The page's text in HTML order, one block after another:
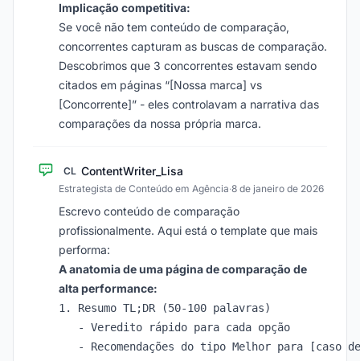
Implicação competitiva:
Se você não tem conteúdo de comparação,
concorrentes capturam as buscas de comparação.
Descobrimos que 3 concorrentes estavam sendo
citados em páginas “[Nossa marca] vs
[Concorrente]” - eles controlavam a narrativa das
comparações da nossa própria marca.
CL ContentWriter_Lisa
Estrategista de Conteúdo em Agência·8 de janeiro de 2026
Escrevo conteúdo de comparação
profissionalmente. Aqui está o template que mais
performa:
A anatomia de uma página de comparação de
alta performance:
1. Resumo TL;DR (50-100 palavras)
   - Veredito rápido para cada opção
- Recomendações do tipo Melhor para [caso